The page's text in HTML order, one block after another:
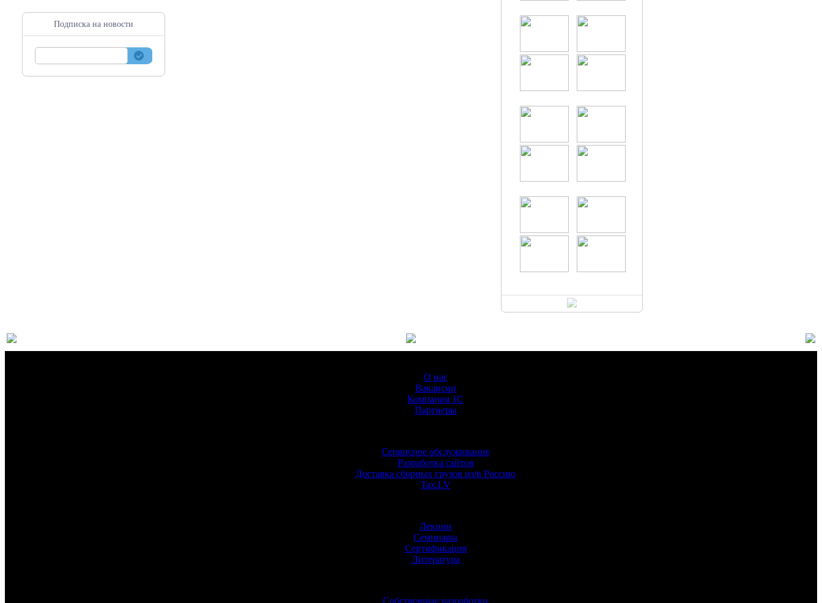
Подписка на новости
О нас
Вакансии
Компания 1С
Партнеры
Сервисное обслуживание
Разработка сайтов
Доставка сборных грузов из/в Россию
Tax.LV
Лекции
Семинары
Сертификация
Литература
Собственные разработки